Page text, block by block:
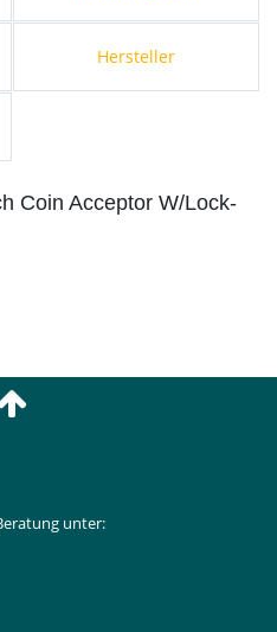
Hersteller
Coin Acceptor W/Lock-
unter: